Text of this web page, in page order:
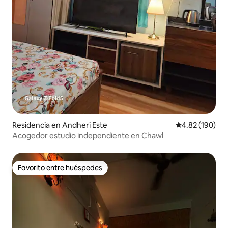
Residencia en Andheri Este Calificación
4.82 (190)
Acogedor estudio independiente en Chawl
Favorito entre huéspedes
Favorito entre huéspedes